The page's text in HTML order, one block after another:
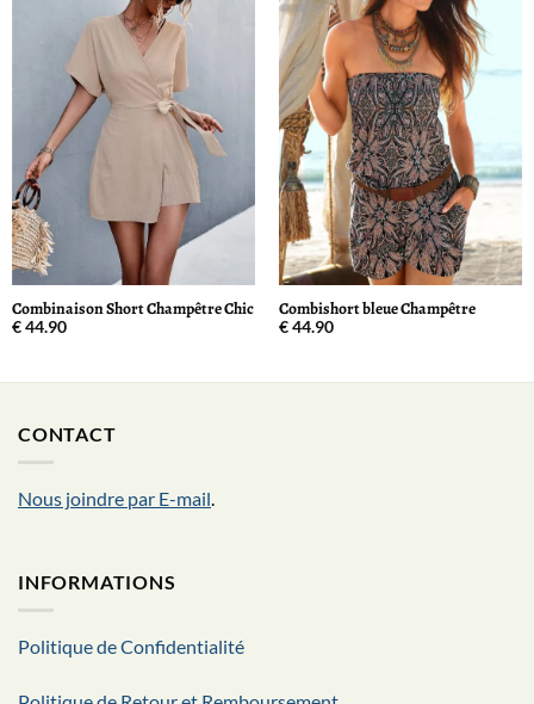
Combinaison Short Champêtre Chic
€44.90
Combishort bleue Champêtre
€44.90
CONTACT
Nous joindre par E-mail.
INFORMATIONS
Politique de Confidentialité